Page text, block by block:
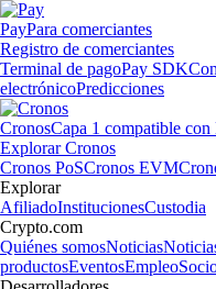
PayPara comerciantes
Registro de comerciantes
Terminal de pagoPay SDK
electrónicoPredicciones
CronosCapa 1 compatible
Explorar Cronos
Cronos PoSCronos EVM
Explorar
AfiliadoInstitucionesCustodia
Crypto.com
Quiénes somosNoticias
productosEventosEmpleo